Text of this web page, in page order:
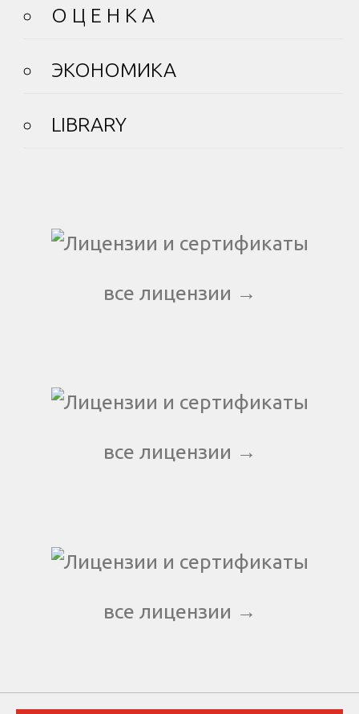
О Ц Е Н К А
ЭКОНОМИКА
LIBRARY
все лицензии →
все лицензии →
все лицензии →